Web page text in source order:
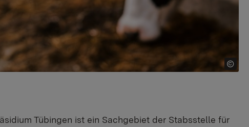
Tübingen ist ein Sachgebiet der Stabsstelle für